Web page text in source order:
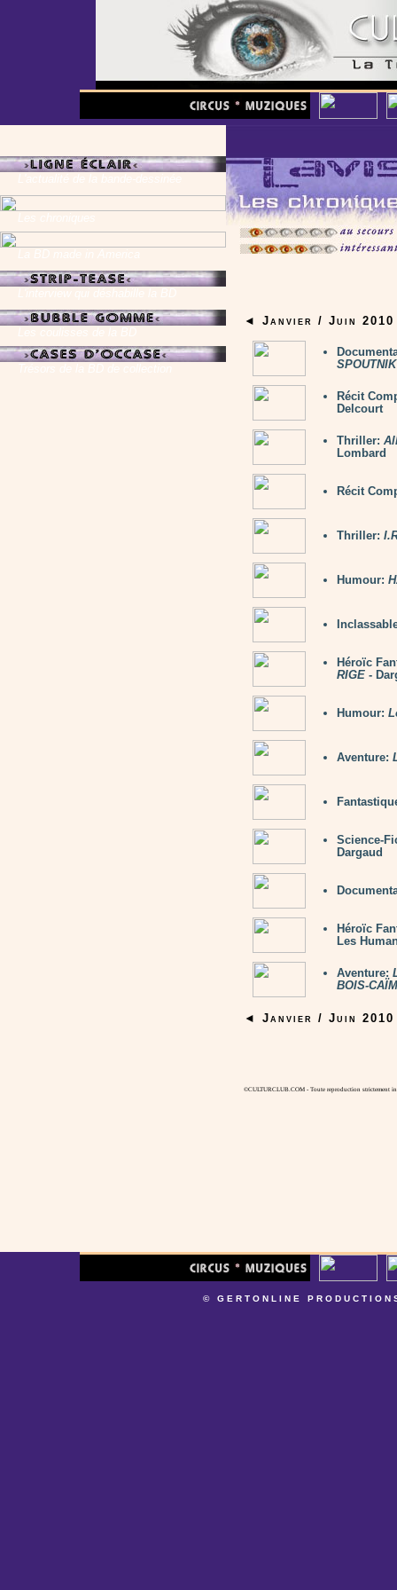
◄ Janvier / Juin
SPOUTNIK
Récit
Delcourt
Thriller:
Lombard
Récit
Thriller:
Humour:
Héroïc
RIGE -
Humour:
Aventure:
Science-
Dargaud
Héroïc
Les
Aventure:
BOIS-
◄ Janvier / Juin
©CULTURCLUB.COM - Toute reproduction strictement
© GERTONLINE